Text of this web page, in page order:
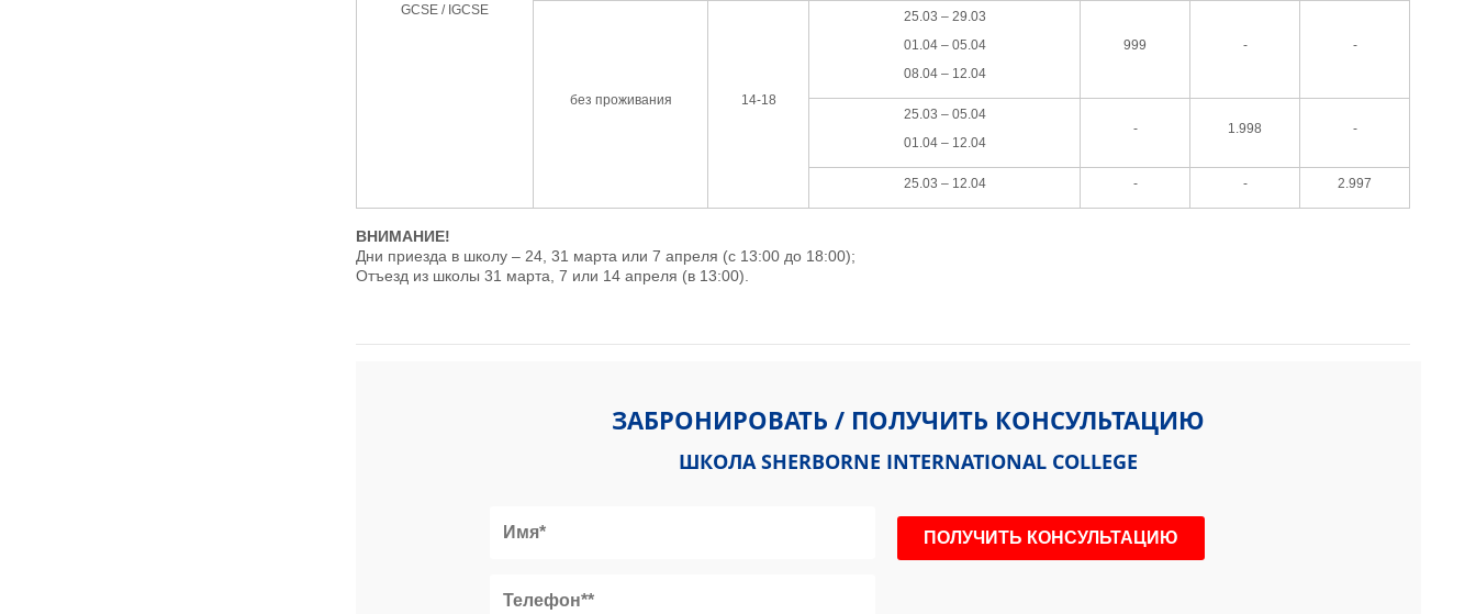
GCSE / IGCSE
без проживания 14-18
25.03 – 29.03
01.04 – 05.04
08.04 – 12.04
999 - -
25.03 – 05.04
01.04 – 12.04
- 1.998 -
25.03 – 12.04 - - 2.997
ВНИМАНИЕ!
Дни приезда в школу – 24, 31 марта или 7 апреля (с 13:00 до 18:00);
Отъезд из школы 31 марта, 7 или 14 апреля (в 13:00).
ЗАБРОНИРОВАТЬ / ПОЛУЧИТЬ КОНСУЛЬТАЦИЮ
ШКОЛА SHERBORNE INTERNATIONAL COLLEGE